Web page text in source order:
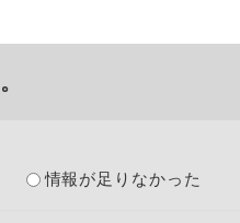
情報が足りなかった